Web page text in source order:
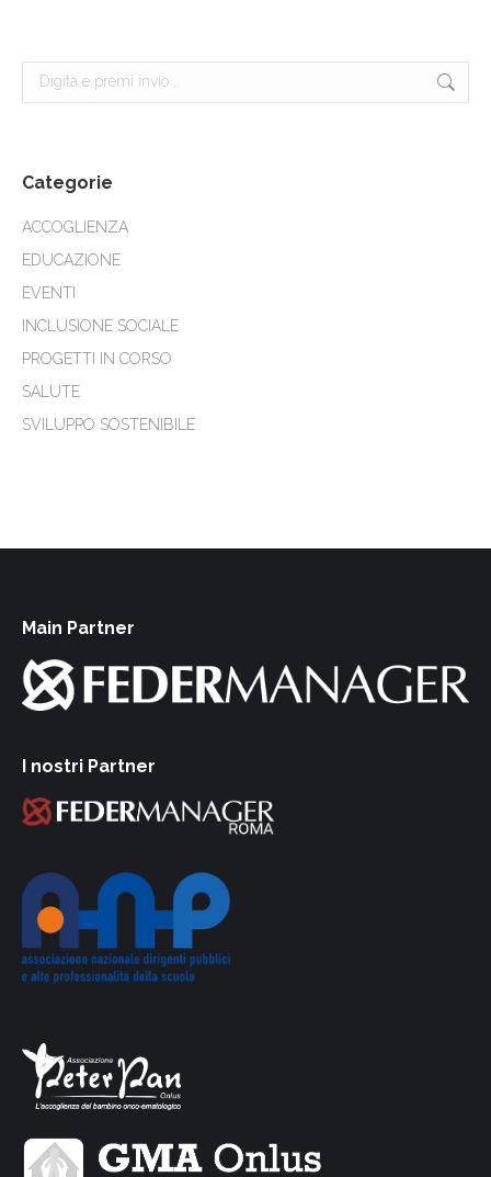
Cerca:
Categorie
ACCOGLIENZA
EDUCAZIONE
EVENTI
INCLUSIONE SOCIALE
PROGETTI IN CORSO
SALUTE
SVILUPPO SOSTENIBILE
Main Partner
I nostri Partner